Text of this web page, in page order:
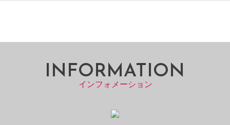
INFORMATION
インフォメーション